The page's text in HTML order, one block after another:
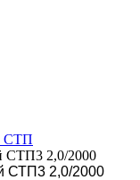
СТП
СТП3 2,0/2000
СТП3 2,0/2000